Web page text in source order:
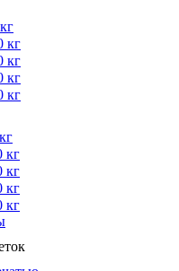
кг
кг
кг
кг
кг
кг
кг
кг